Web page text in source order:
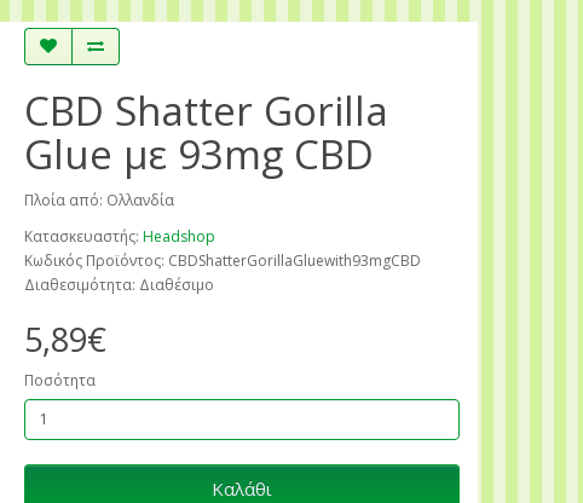
CBD Shatter Gorilla
Glue με 93mg CBD
Πλοία από: Ολλανδία
Κατασκευαστής: Headshop
Κωδικός Προϊόντος: CBDShatterGorillaGluewith93mgCBD
Διαθεσιμότητα: Διαθέσιμο
5,89€
Ποσότητα
Καλάθι